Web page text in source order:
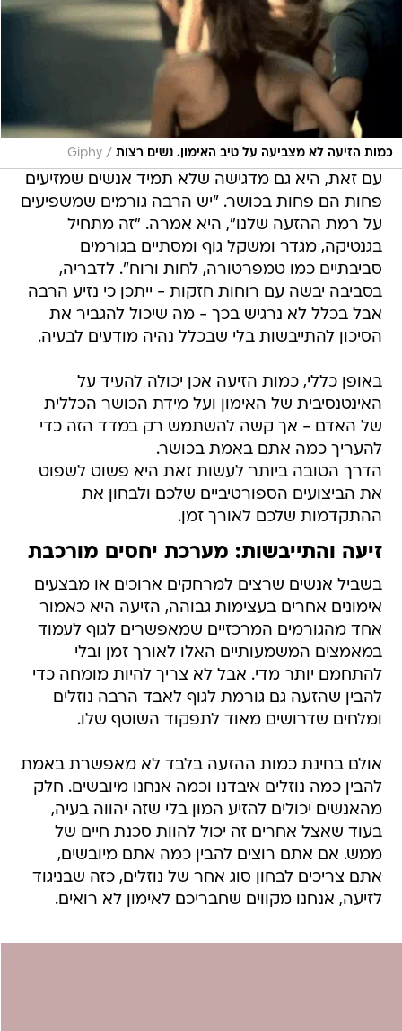
כמות הזיעה לא מצביעה על טיב האימון. נשים רצות /
Giphy
עם זאת, היא גם מדגישה שלא תמיד אנשים שמזיעים
פחות הם פחות בכושר. "יש הרבה גורמים שמשפיעים
על רמת ההזעה שלנו", היא אמרה. "זה מתחיל
בגנטיקה, מגדר ומשקל גוף ומסתיים בגורמים
סביבתיים כמו טמפרטורה, לחות ורוח". לדבריה,
בסביבה יבשה עם רוחות חזקות - ייתכן כי נזיע הרבה
אבל בכלל לא נרגיש בכך - מה שיכול להגביר את
הסיכון להתייבשות בלי שבכלל נהיה מודעים לבעיה.
באופן כללי, כמות הזיעה אכן יכולה להעיד על
האינטנסיבית של האימון ועל מידת הכושר הכללית
של האדם - אך קשה להשתמש רק במדד הזה כדי
להעריך כמה אתם באמת בכושר.
הדרך הטובה ביותר לעשות זאת היא פשוט לשפוט
את הביצועים הספורטיביים שלכם ולבחון את
ההתקדמות שלכם לאורך זמן.
זיעה והתייבשות: מערכת יחסים מורכבת
בשביל אנשים שרצים למרחקים ארוכים או מבצעים
אימונים אחרים בעצימות גבוהה, הזיעה היא כאמור
אחד מהגורמים המרכזיים שמאפשרים לגוף לעמוד
במאמצים המשמעותיים האלו לאורך זמן ובלי
להתחמם יותר מדי. אבל לא צריך להיות מומחה כדי
להבין שהזעה גם גורמת לגוף לאבד הרבה נוזלים
ומלחים שדרושים מאוד לתפקוד השוטף שלו.
אולם בחינת כמות ההזעה בלבד לא מאפשרת באמת
להבין כמה נוזלים איבדנו וכמה אנחנו מיובשים. חלק
מהאנשים יכולים להזיע המון בלי שזה יהווה בעיה,
בעוד שאצל אחרים זה יכול להוות סכנת חיים של
ממש. אם אתם רוצים להבין כמה אתם מיובשים,
אתם צריכים לבחון סוג אחר של נוזלים, כזה שבניגוד
לזיעה, אנחנו מקווים שחבריכם לאימון לא רואים.